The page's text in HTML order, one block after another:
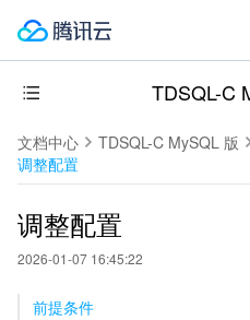
TDSQL-C
文档中心 TDSQL-C MySQL 版
调整配置
调整配置
2026-01-07 16:45:22
前提条件